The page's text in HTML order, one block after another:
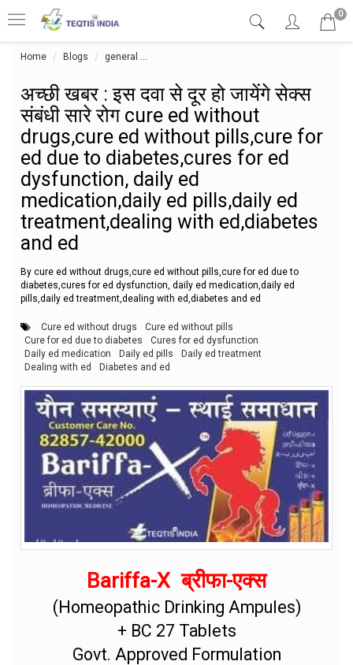
0
Home Blogs general
अच्छी खबर : इस दवा से दूर हो जायेंगे सेक्स
संबंधी सारे रोग cure ed without
drugs,cure ed without pills,cure for
ed due to diabetes,cures for ed
dysfunction, daily ed
medication,daily ed pills,daily ed
treatment,dealing with ed,diabetes
and ed
By cure ed without drugs,cure ed without pills,cure for ed due to
diabetes,cures for ed dysfunction, daily ed medication,daily ed
pills,daily ed treatment,dealing with ed,diabetes and ed
Cure ed without drugs
Cure ed without pills
Cure for ed due to diabetes
Cures for ed dysfunction
Daily ed medication
Daily ed pills
Daily ed treatment
Dealing with ed
Diabetes and ed
Bariffa-X ब्रीफा-एक्स
(Homeopathic Drinking Ampules)
+ BC 27 Tablets
Govt. Approved Formulation